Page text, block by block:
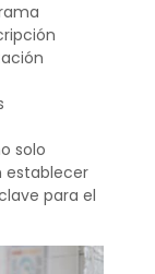
solo
establecer
para el